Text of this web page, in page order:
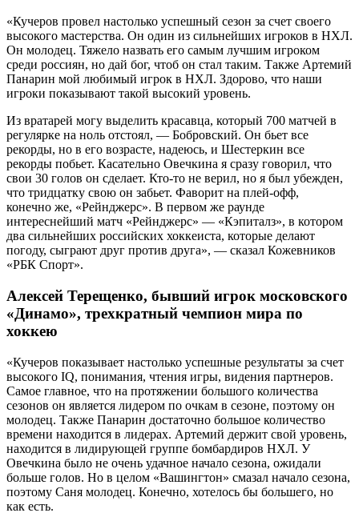
«Кучеров провел настолько успешный сезон за счет своего
высокого мастерства. Он один из сильнейших игроков в НХЛ.
Он молодец. Тяжело назвать его самым лучшим игроком
среди россиян, но дай бог, чтоб он стал таким. Также Артемий
Панарин мой любимый игрок в НХЛ. Здорово, что наши
игроки показывают такой высокий уровень.
Из вратарей могу выделить красавца, который 700 матчей в
регулярке на ноль отстоял, — Бобровский. Он бьет все
рекорды, но в его возрасте, надеюсь, и Шестеркин все
рекорды побьет. Касательно Овечкина я сразу говорил, что
свои 30 голов он сделает. Кто-то не верил, но я был убежден,
что тридцатку свою он забьет. Фаворит на плей-офф,
конечно же, «Рейнджерс». В первом же раунде
интереснейший матч «Рейнджерс» — «Кэпиталз», в котором
два сильнейших российских хоккеиста, которые делают
погоду, сыграют друг против друга», — сказал Кожевников
«РБК Спорт».
Алексей Терещенко, бывший игрок московского
«Динамо», трехкратный чемпион мира по
хоккею
«Кучеров показывает настолько успешные результаты за счет
высокого IQ, понимания, чтения игры, видения партнеров.
Самое главное, что на протяжении большого количества
сезонов он является лидером по очкам в сезоне, поэтому он
молодец. Также Панарин достаточно большое количество
времени находится в лидерах. Артемий держит свой уровень,
находится в лидирующей группе бомбардиров НХЛ. У
Овечкина было не очень удачное начало сезона, ожидали
больше голов. Но в целом «Вашингтон» смазал начало сезона,
поэтому Саня молодец. Конечно, хотелось бы большего, но
как есть.